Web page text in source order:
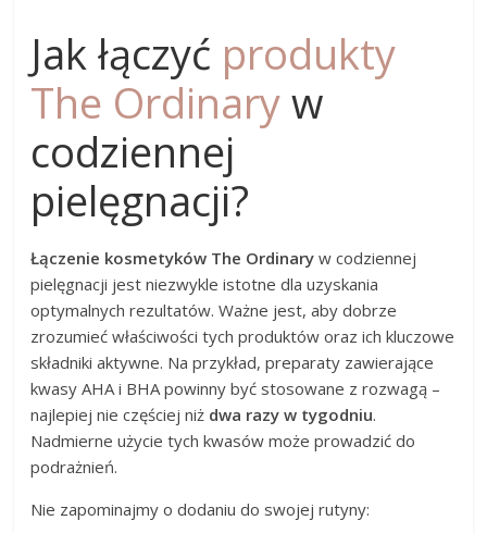
Jak łączyć produkty
The Ordinaryw
codziennej
pielęgnacji?
Łączenie kosmetyków The Ordinary w codziennej
pielęgnacji jest niezwykle istotne dla uzyskania
optymalnych rezultatów. Ważne jest, aby dobrze
zrozumieć właściwości tych produktów oraz ich kluczowe
składniki aktywne. Na przykład, preparaty zawierające
kwasy AHA i BHA powinny być stosowane z rozwagą –
najlepiej nie częściej niż dwa razy w tygodniu.
Nadmierne użycie tych kwasów może prowadzić do
podrażnień.
Nie zapominajmy o dodaniu do swojej rutyny: